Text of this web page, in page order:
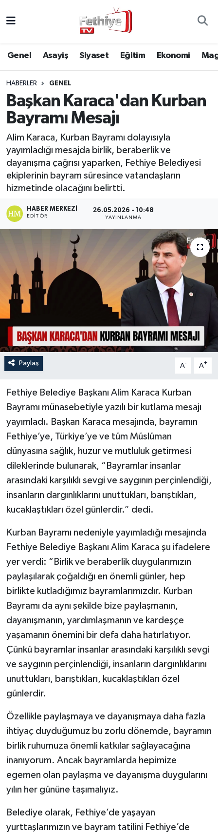
Genel Asayiş Siyaset Eğitim Ekonomi
HABERLER GENEL
Başkan Karaca'dan Kurban
Bayramı Mesajı
Alim Karaca, Kurban Bayramı dolayısıyla
yayımladığı mesajda birlik, beraberlik ve
dayanışma çağrısı yaparken, Fethiye Belediyesi
ekiplerinin bayram süresince vatandaşların
hizmetinde olacağını belirtti.
HABER MERKEZI
EDITÖR
26.05.2026 - 10:48
YAYINLANMA
Paylaş A- A+
Fethiye Belediye Başkanı Alim Karaca Kurban
Bayramı münasebetiyle yazılı bir kutlama mesajı
yayımladı. Başkan Karaca mesajında, bayramın
Fethiye’ye, Türkiye’ye ve tüm Müslüman
dünyasına sağlık, huzur ve mutluluk getirmesi
dileklerinde bulunarak, “Bayramlar insanlar
arasındaki karşılıklı sevgi ve saygının perçinlendiği,
insanların dargınlıklarını unuttukları, barıştıkları,
kucaklaştıkları özel günlerdir.” dedi.
Kurban Bayramı nedeniyle yayımladığı mesajında
Fethiye Belediye Başkanı Alim Karaca şu ifadelere
yer verdi: “Birlik ve beraberlik duygularımızın
paylaşılarak çoğaldığı en önemli günler, hep
birlikte kutladığımız bayramlarımızdır. Kurban
Bayramı da aynı şekilde bize paylaşmanın,
dayanışmanın, yardımlaşmanın ve kardeşçe
yaşamanın önemini bir defa daha hatırlatıyor.
Çünkü bayramlar insanlar arasındaki karşılıklı sevgi
ve saygının perçinlendiği, insanların dargınlıklarını
unuttukları, barıştıkları, kucaklaştıkları özel
günlerdir.
Özellikle paylaşmaya ve dayanışmaya daha fazla
ihtiyaç duyduğumuz bu zorlu dönemde, bayramın
birlik ruhumuza önemli katkılar sağlayacağına
inanıyorum. Ancak bayramlarda hepimize
egemen olan paylaşma ve dayanışma duygularını
yılın her gününe taşımalıyız.
Belediye olarak, Fethiye’de yaşayan
yurttaşlarımızın ve bayram tatilini Fethiye’de
Asayiş
Eğitim
Ekonomi
Kültür
Magazin
Spor
Muğla Hava Durumu
Muğla Namaz Vakitleri
Muğla Trafik Yoğunluk Haritası
Süper Lig Puan Durumu ve Fikstür
Tüm Manşetler
Son Dakika Haberleri
Haber Arşivi